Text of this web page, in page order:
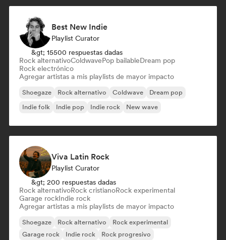
Best New Indie
Playlist Curator
&gt; 15500 respuestas dadas
Rock alternativoColdwavePop bailableDream pop
Rock electrónico
Agregar artistas a mis playlists de mayor impacto
Shoegaze Rock alternativo Coldwave
Dream pop
Indie folk
Indie pop Indie rock New wave
Viva Latin Rock
Playlist Curator
&gt; 200 respuestas dadas
Rock alternativoRock cristianoRock experimental
Garage rockIndie rock
Agregar artistas a mis playlists de mayor impacto
Shoegaze Rock alternativo
Rock experimental
Garage rock
Indie rock
Rock progresivo